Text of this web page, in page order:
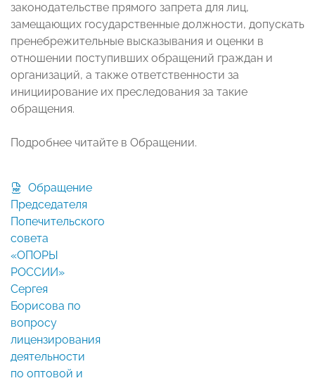
законодательстве прямого запрета для лиц,
замещающих государственные должности, допускать
пренебрежительные высказывания и оценки в
отношении поступивших обращений граждан и
организаций, а также ответственности за
инициирование их преследования за такие
обращения.
Подробнее читайте в Обращении.
Председателя
Попечительского
совета
«ОПОРЫ
РОССИИ»
Сергея
Борисова по
вопросу
лицензирования
деятельности
по оптовой и